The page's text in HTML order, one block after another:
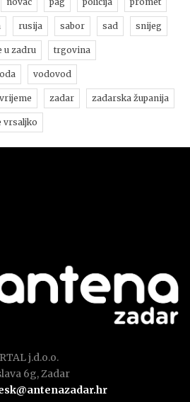
rusija sabor sad snijeg
u zadru trgovina
vodovod
vrijeme zadar zadarska županija
vrsaljko
j.d.o.o.
6g, Zadar